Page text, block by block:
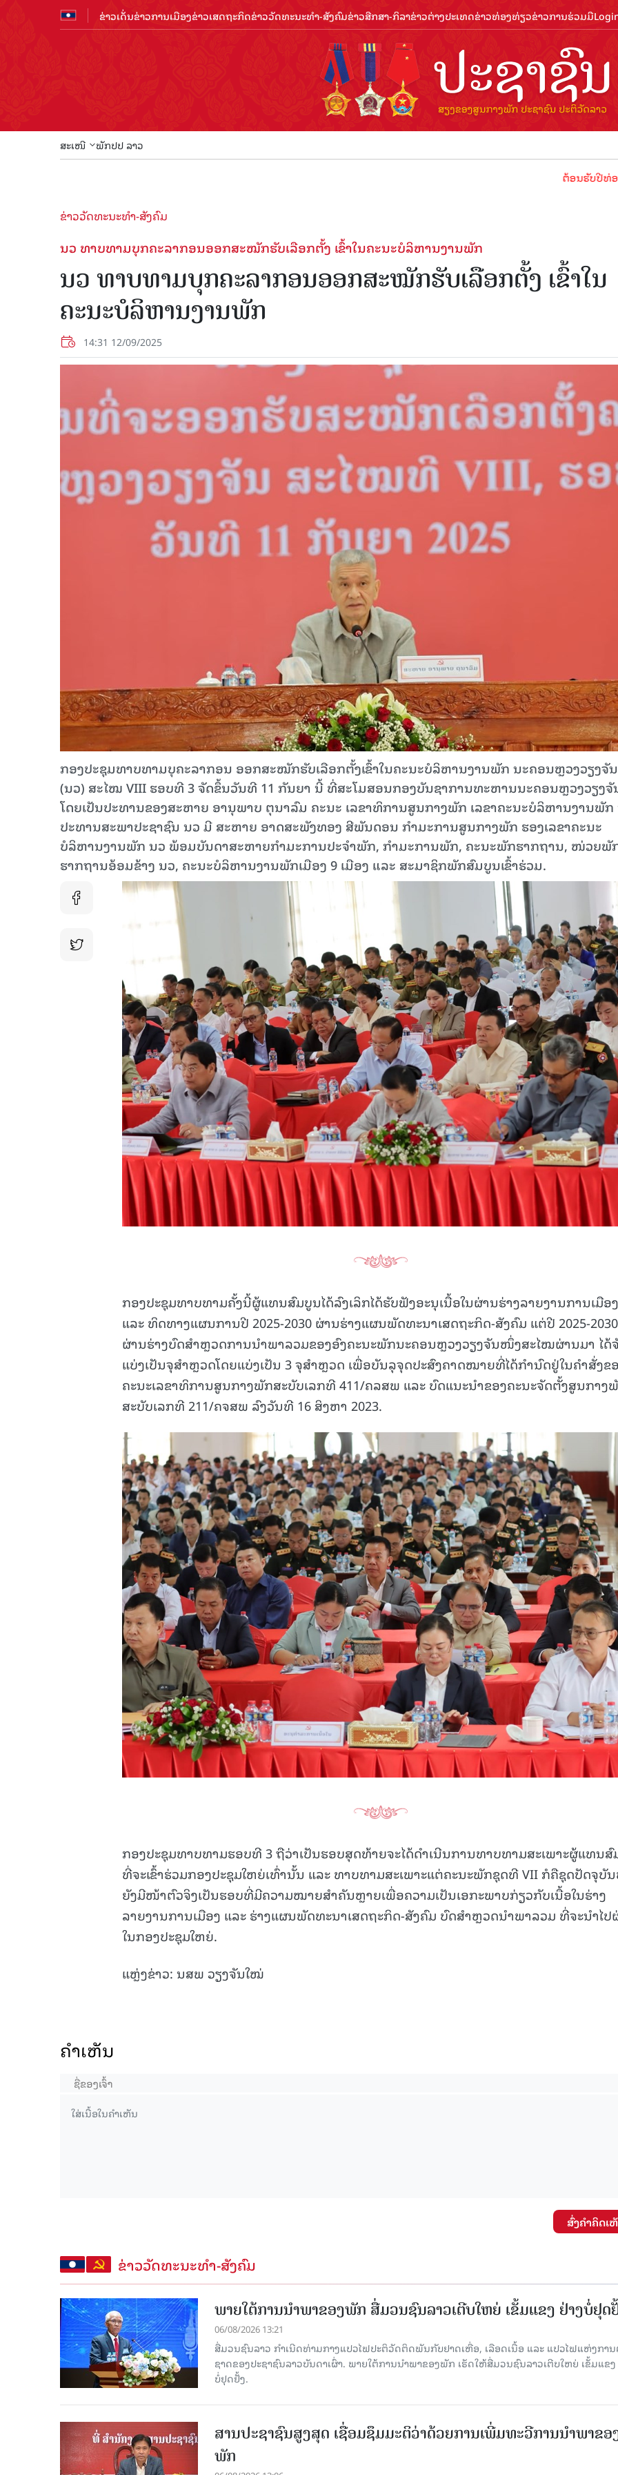
ຂ່າວເດັ່ນຂ່າວການເມືອງຂ່າວເສດຖະກິດຂ່າວວັດທະນະທຳ-ສັງຄົມຂ່າວສືກສາ-ກິລາຂ່າວຕ່າງປະເທດຂ່າວທ່ອງທ່ຽວຂ່າວການຮ່ວມມື
ສະເໜີ ພັກປປ ລາວ
ຕ້ອນຮັບປີທ່ອງທ່ຽວລ
ຂ່າວວັດທະນະທຳ-ສັງຄົມ
ນວ ທາບທາມບຸກຄະລາກອນອອກສະໝັກຮັບເລືອກຕັ້ງ ເຂົ້າໃນຄະນະບໍລິຫານງານພັກ
ນວ ທາບທາມບຸກຄະລາກອນອອກສະໝັກຮັບເລືອກຕັ້ງ ເຂົ້າໃນ
ຄະນະບໍລິຫານງານພັກ
14:31 12/09/2025
ກອງປະຊຸມທາບທາມບຸຄະລາກອນ ອອກສະໝັກຮັບເລືອກຕັ້ງເຂົ້າໃນຄະນະບໍລິຫານງານພັກ ນະຄອນຫຼວງວຽງຈັນ
(ນວ) ສະໄໝ VIII ຮອບທີ 3 ຈັດຂຶ້ນວັນທີ 11 ກັນຍາ ນີ້ ທີ່ສະໂມສອນກອງບັນຊາການທະຫານນະຄອນຫຼວງວຽງຈັ
ໂດຍເປັນປະທານຂອງສະຫາຍ ອານຸພາບ ຕຸນາລົມ ຄະນະ ເລຂາທິການສູນກາງພັກ ເລຂາຄະນະບໍລິຫານງານພັກ
ປະທານສະພາປະຊາຊົນ ນວ ມີ ສະຫາຍ ອາດສະພັງທອງ ສີພັນດອນ ກຳມະການສູນກາງພັກ ຮອງເລຂາຄະນະ
ບໍລິຫານງານພັກ ນວ ພ້ອມບັນດາສະຫາຍກຳມະການປະຈຳພັກ, ກຳມະການພັກ, ຄະນະພັກຮາກຖານ, ໜ່ວຍພັ
ຮາກຖານອ້ອມຂ້າງ ນວ, ຄະນະບໍລິຫານງານພັກເມືອງ 9 ເມືອງ ແລະ ສະມາຊິກພັກສົມບູນເຂົ້າຮ່ວມ.
ກອງປະຊຸມທາບທາມຄັ້ງນີ້ຜູ້ແທນສົມບູນໄດ້ລົງເລິກໄດ້ຮັບຟັງອະນຸເນື້ອໃນຜ່ານຮ່າງລາຍງານການເມືອງ
ແລະ ທິດທາງແຜນການປີ 2025-2030 ຜ່ານຮ່າງແຜນພັດທະນາເສດຖະກິດ-ສັງຄົມ ແຕ່ປີ 2025-2030
ຜ່ານຮ່າງບົດສຳຫຼວດການນຳພາລວມຂອງອົງຄະນະພັກນະຄອນຫຼວງວຽງຈັນໜຶ່ງສະໄໝຜ່ານມາ ໄດ້
ແບ່ງເປັນຈຸສຳຫຼວດໂດຍແບ່ງເປັນ 3 ຈຸສຳຫຼວດ ເພື່ອບັນລຸຈຸດປະສົງຄາດໝາຍທີ່ໄດ້ກຳນົດຢູ່ໃນຄຳສັ່ງຂ
ຄະນະເລຂາທິການສູນກາງພັກສະບັບເລກທີ 411/ຄລສພ ແລະ ບົດແນະນຳຂອງຄະນະຈັດຕັ້ງສູນກາງ
ສະບັບເລກທີ 211/ຄຈສພ ລົງວັນທີ 16 ສິງຫາ 2023.
ກອງປະຊຸມທາບທາມຮອບທີ 3 ຖືວ່າເປັນຮອບສຸດທ້າຍຈະໄດ້ດຳເນີນການທາບທາມສະເພາະຜູ້ແທນ
ທີ່ຈະເຂົ້າຮ່ວມກອງປະຊຸມໃຫຍ່ເທົ່ານັ້ນ ແລະ ທາບທາມສະເພາະແຕ່ຄະນະພັກຊຸດທີ VII ກໍຄືຊຸດປັດຈຸບັ
ຍັງມີໜ້າຕົວຈິງເປັນຮອບທີ່ມີຄວາມໝາຍສຳຄັນຫຼາຍເພື່ອຄວາມເປັນເອກະພາບກ່ຽວກັບເນື້ອໃນຮ່າງ
ລາຍງານການເມືອງ ແລະ ຮ່າງແຜນພັດທະນາເສດຖະກິດ-ສັງຄົມ ບົດສຳຫຼວດນຳພາລວມ ທີ່ຈະນຳໄປ
ໃນກອງປະຊຸມໃຫຍ່.
ແຫຼ່ງຂ່າວ: ນສພ ວຽງຈັນໃໝ່
ຄໍາເຫັນ
ສົ່ງຄໍາຄິດເ
ຂ່າວວັດທະນະທຳ-ສັງຄົມ
ພາຍໃຕ້ການນໍາພາຂອງພັກ ສື່ມວນຊົນລາວເຕີບໃຫຍ່ ເຂັ້ມແຂງ ຢ່າງບໍ່ຢຸດ
06/08/2026 13:21
ສື່ມວນຊົນລາວ ກຳເນີດທ່າມກາງແປວໄຟປະຕິວັດຕິດພັນກັບຢາດເຫື່ອ, ເລືອດເນື້ອ ແລະ ແປວໄຟແຫ່ງກາ
ຊາດຂອງປະຊາຊົນລາວບັນດາເຜົ່າ. ພາຍໃຕ້ການນໍາພາຂອງພັກ ເຮັດໃຫ້ສື່ມວນຊົນລາວເຕີບໃຫຍ່ ເຂັ້ມແຂງ
ບໍ່ຢຸດຢັ້ງ.
ສານປະຊາຊົນສູງສຸດ ເຊື່ອມຊຶມມະຕິວ່າດ້ວຍການເພີ່ມທະວີການນຳພາຂອ
ພັກ
15.039(06-08-2026)